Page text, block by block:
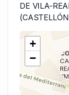
DE VILA-
+
−